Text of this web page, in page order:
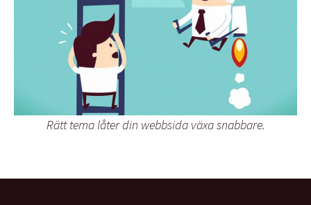
Rätt tema låter din webbsida växa snabbare.